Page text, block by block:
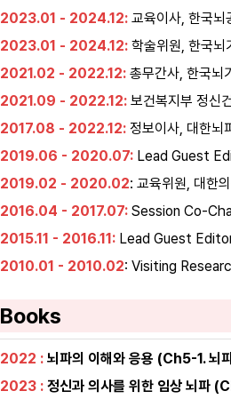
2023.01 - 2024.12: 교육이사, 한국
2023.01 - 2024.12: 학술위원, 한국
2021.02 - 2022.12: 총무간사, 한국
2021.09 - 2022.12: 보건복지부 정신
2017.08 - 2022.12: 정보이사, 대한
2019.06 - 2020.07: Lead Guest
2019.02 - 2020.02: 교육위원, 대
2016.04 - 2017.07: Session Co-
2015.11 - 2016.11: Lead Guest
2010.01 - 2010.02: Visiting
Books
2022 : 뇌파의 이해와 응용 (Ch5-1. 뇌
2023 : 정신과 의사를 위한 임상 뇌파